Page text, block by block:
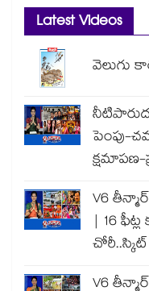
Latest Videos
వెలుగు
పెంపు-
V6
| 16
V6